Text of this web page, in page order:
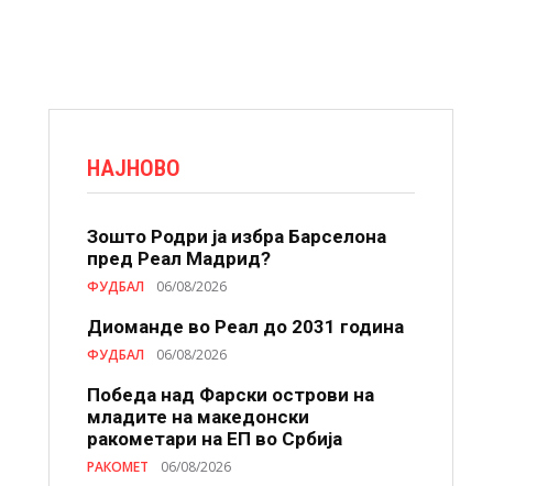
НАЈНОВО
Зошто Родри ја избра Барселона
пред Реал Мадрид?
ФУДБАЛ 06/08/2026
Диоманде во Реал до 2031 година
ФУДБАЛ 06/08/2026
Победа над Фарски острови на
младите на македонски
ракометари на ЕП во Србија
РАКОМЕТ 06/08/2026